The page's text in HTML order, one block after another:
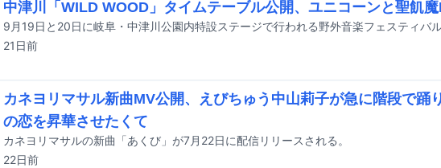
中津川「WILD WOOD」タイムテーブル公開、ユニコーンと聖飢
21日前
カネヨリマサル新曲MV公開、えびちゅう中山莉子が急に階段で
の恋を昇華させたくて
カネヨリマサルの新曲「あくび」が7月22日に配信リリースされる。
22日前